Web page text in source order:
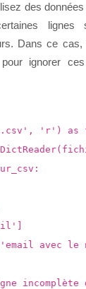
des
lignes
Dans ce
pour ignorer
'r') as
avec le
incomplète